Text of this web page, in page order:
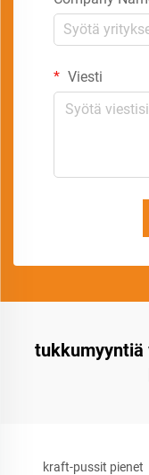
Viesti
tukkumyyntiä
kraft-pussit pienet